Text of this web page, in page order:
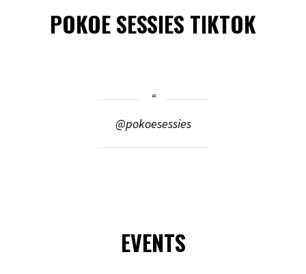
POKOE SESSIES TIKTOK
@pokoesessies
EVENTS